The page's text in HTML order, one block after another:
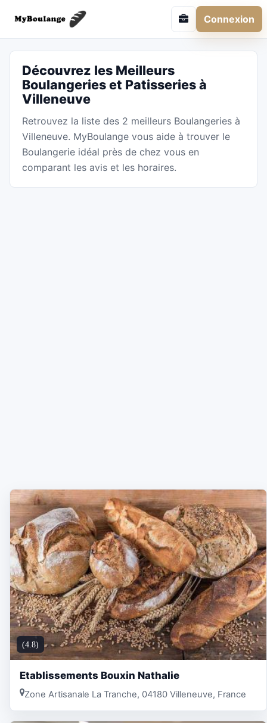
Connexion
Découvrez les Meilleurs
Boulangeries et Patisseries à
Villeneuve
Retrouvez la liste des 2 meilleurs Boulangeries à
Villeneuve. MyBoulange vous aide à trouver le
Boulangerie idéal près de chez vous en
comparant les avis et les horaires.
(4.8)
Etablissements Bouxin Nathalie
Zone Artisanale La Tranche, 04180 Villeneuve, France